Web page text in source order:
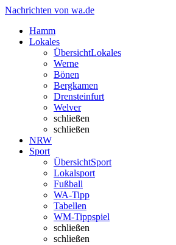
Nachrichten von wa.de
Hamm
Lokales
ÜbersichtLokales
Werne
Bönen
Bergkamen
Drensteinfurt
Welver
schließen
schließen
NRW
Sport
ÜbersichtSport
Lokalsport
Fußball
WA-Tipp
Tabellen
WM-Tippspiel
schließen
schließen